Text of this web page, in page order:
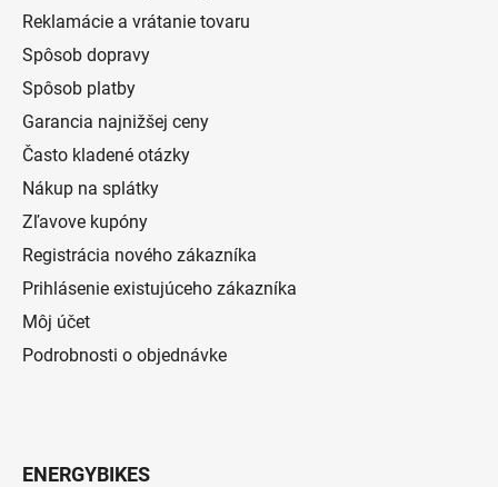
Reklamácie a vrátanie tovaru
Spôsob dopravy
Spôsob platby
Garancia najnižšej ceny
Často kladené otázky
Nákup na splátky
Zľavove kupóny
Registrácia nového zákazníka
Prihlásenie existujúceho zákazníka
Môj účet
Podrobnosti o objednávke
ENERGYBIKES